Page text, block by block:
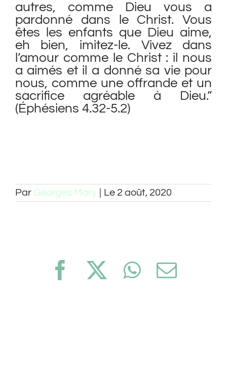
autres, comme Dieu vous a
pardonné dans le Christ. Vous
êtes les enfants que Dieu aime,
eh bien, imitez-le. Vivez dans
l’amour comme le Christ : il nous
a aimés et il a donné sa vie pour
nous, comme une offrande et un
sacrifice agréable à Dieu.”
(Éphésiens 4.32-5.2)
Par Georges Mary Le 2 août, 2020
Facebook
X WhatsApp
Email